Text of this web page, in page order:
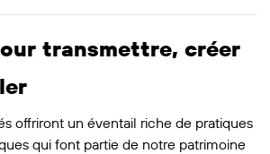
transmettre, créer
offriront un éventail riche de pratiques
qui font partie de notre patrimoine